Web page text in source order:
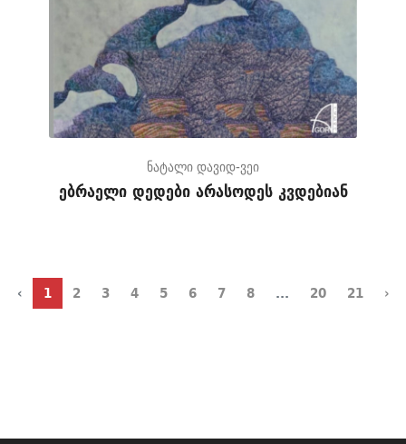
ნატალი დავიდ-ვეი
ებრაელი დედები არასოდეს კვდებიან
‹ 1 2 3 4 5 6 7 8 ... 20 21 ›